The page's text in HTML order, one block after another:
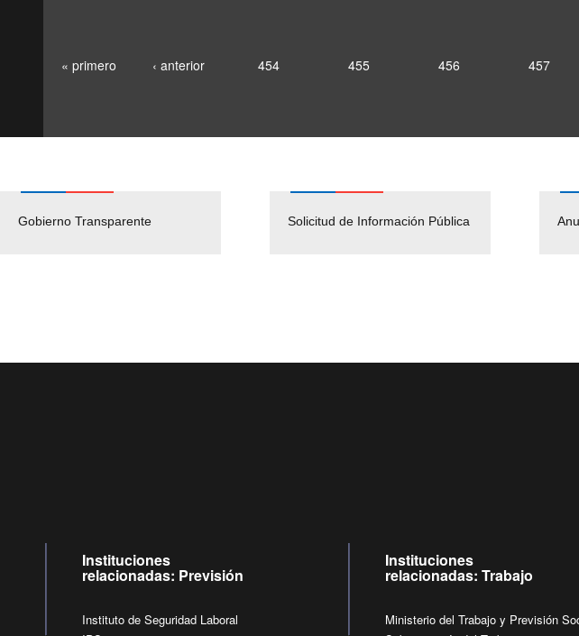
« primero ‹ anterior 454 455 456 457
Gobierno Transparente Solicitud de Información Pública
Pago Proveedores
Empleos Públicos
Instituciones
relacionadas: Previsión
Instituto de Seguridad Laboral
Instituciones
relacionadas: Trabajo
Ministerio del Trabajo y Previsión